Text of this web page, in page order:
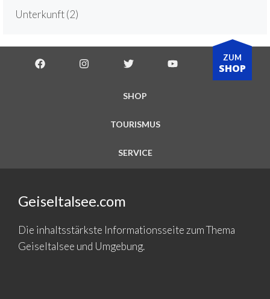
Unterkunft(2)
SHOP
TOURISMUS
SERVICE
ZUM
SHOP
Geiseltalsee.com
Die inhaltsstärkste Informationsseite zum Thema
Geiseltalsee und Umgebung.